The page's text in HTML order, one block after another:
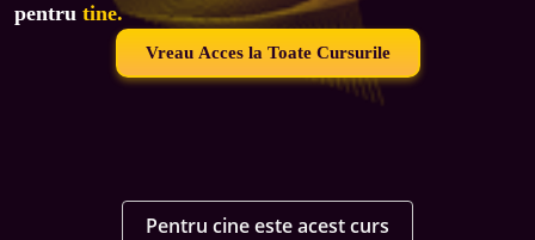
pentru tine.
Vreau Acces la Toate Cursurile
Pentru cine este acest curs